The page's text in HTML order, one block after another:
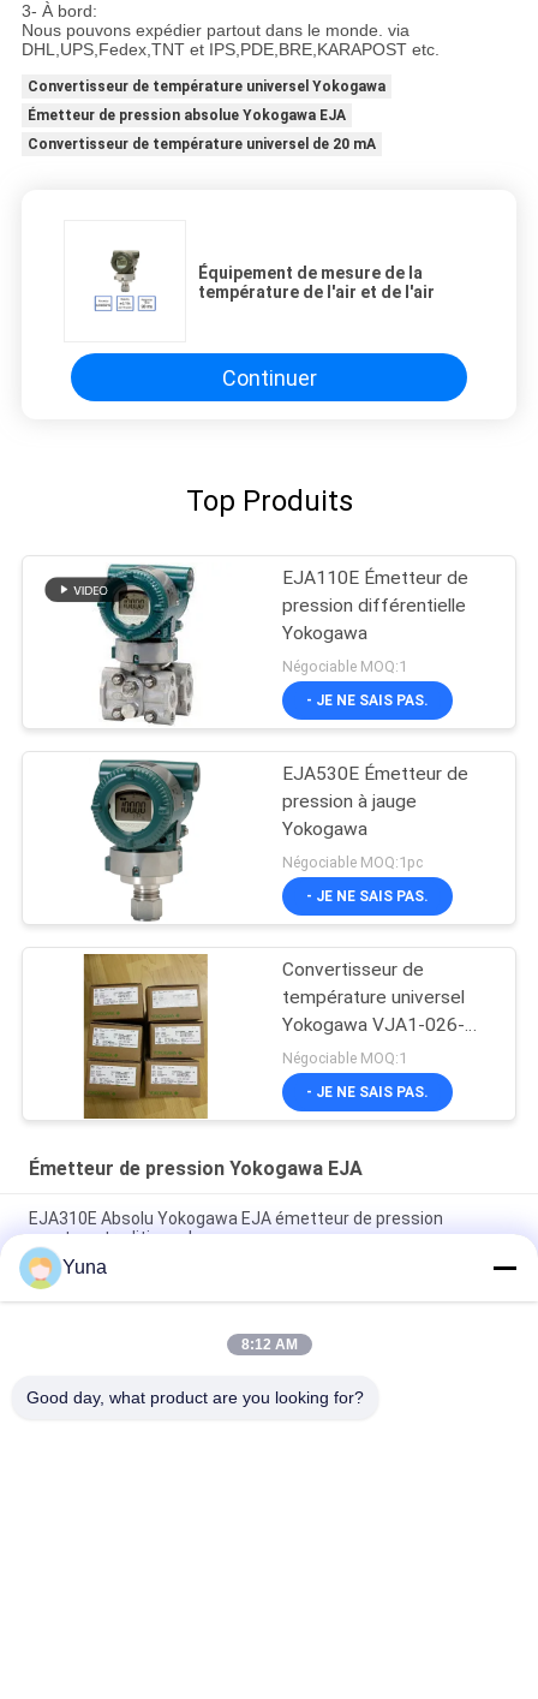
3- À bord:
Nous pouvons expédier partout dans le monde. via
DHL,UPS,Fedex,TNT et IPS,PDE,BRE,KARAPOST etc.
Convertisseur de température universel Yokogawa
Émetteur de pression absolue Yokogawa EJA
Convertisseur de température universel de 20 mA
Équipement de mesure de la
température de l'air et de l'air
Continuer
Top Produits
EJA110E Émetteur de
pression différentielle
Yokogawa
Négociable MOQ:1
- JE NE SAIS PAS.
EJA530E Émetteur de
pression à jauge
Yokogawa
Négociable MOQ:1pc
- JE NE SAIS PAS.
Convertisseur de
température universel
Yokogawa VJA1-026-
AAA0
Négociable MOQ:1
- JE NE SAIS PAS.
Émetteur de pression Yokogawa EJA
EJA310E Absolu Yokogawa EJA émetteur de pression
montage traditionnel
EJA430E Émetteur de pression à jauge Yokogawa Monture
traditionnelle EJA430E-JAS4G
EJA118E DP Yokogawa EJA émetteur de pression avec joints
Yuna
8:12 AM
Good day, what product are you looking for?